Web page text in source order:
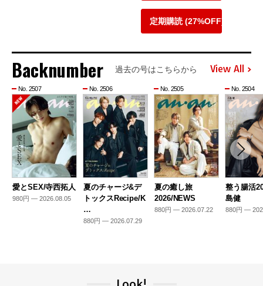
定期購読 (27%OFF)
Backnumber 過去の号はこちらから View All
No. 2507
愛とSEX/寺西拓人
980円 — 2026.08.05
No. 2506
夏のチャージ&デ
トックスRecipe/K
…
880円 — 2026.07.29
No. 2505
夏の癒し旅
2026/NEWS
880円 — 2026.07.22
No. 2504
整う腸活
島健
880円 —